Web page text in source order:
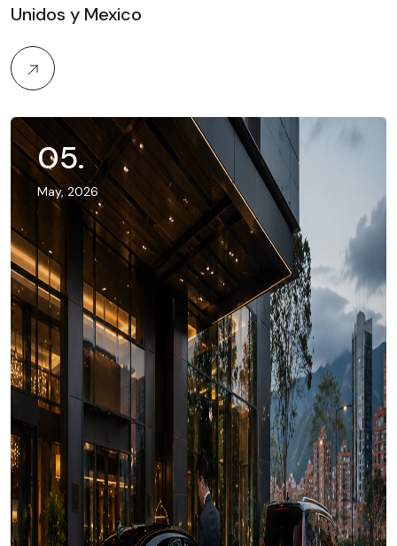
Unidos y Mexico
05.
May, 2026